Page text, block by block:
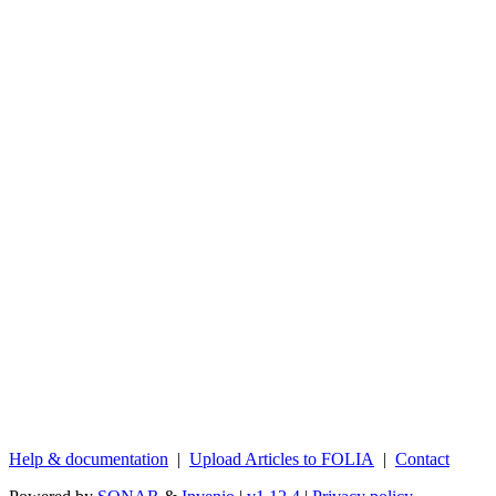
Help & documentation | Upload Articles to FOLIA | Contact